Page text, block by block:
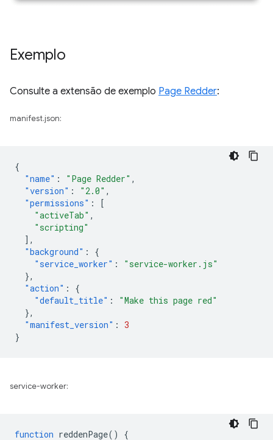
Exemplo
Consulte a extensão de exemplo Page Redder:
manifest.json:
{
"name" : "Page Redder" ,
"version" : "2.0" ,
"permissions" :
[
"activeTab" ,
"scripting"
],
"background" :
{
"service_worker" :
"service-worker.js"
},
"action" :
{
"default_title" :
"Make this page red"
},
"manifest_version" : 3
}
service-worker:
function reddenPage() {